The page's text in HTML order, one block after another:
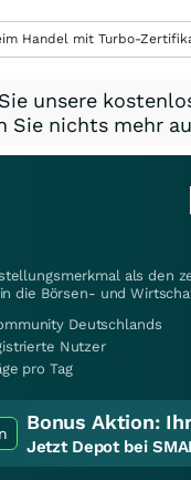
Handel mit Turbo-
unsere
Sie nichts mehr
als den
in die Börsen- und
Deutschlands
Nutzer
pro Tag
Bonus Aktion:
Jetzt Depot bei